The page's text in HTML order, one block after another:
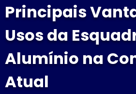
Principais
Usos da
Alumínio na
Atual